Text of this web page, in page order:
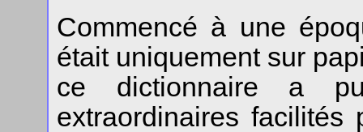
Commencé à une
était uniquement sur
ce dictionnaire a
extraordinaires facilités